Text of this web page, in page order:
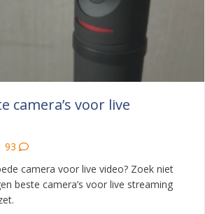
camera’s voor live
93
camera voor live video? Zoek niet
beste camera’s voor live streaming